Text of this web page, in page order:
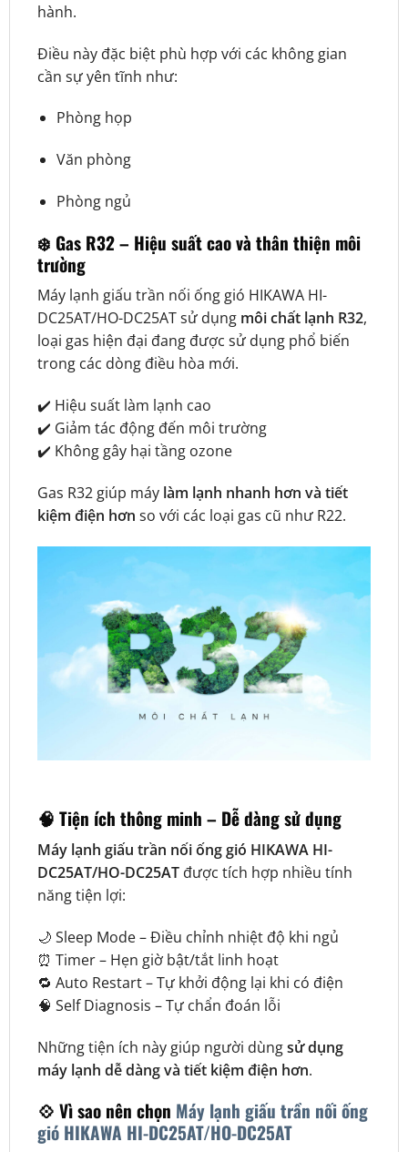
hành.
Điều này đặc biệt phù hợp với các không gian
cần sự yên tĩnh như:
Phòng họp
Văn phòng
Phòng ngủ
❄️ Gas R32 – Hiệu suất cao và thân thiện môi
trường
Máy lạnh giấu trần nối ống gió HIKAWA HI-
DC25AT/HO-DC25AT sử dụng môi chất lạnh R32,
loại gas hiện đại đang được sử dụng phổ biến
trong các dòng điều hòa mới.
✔️ Hiệu suất làm lạnh cao
✔️ Giảm tác động đến môi trường
✔️ Không gây hại tầng ozone
Gas R32 giúp máy làm lạnh nhanh hơn và tiết
kiệm điện hơn so với các loại gas cũ như R22.
🧠 Tiện ích thông minh – Dễ dàng sử dụng
Máy lạnh giấu trần nối ống gió HIKAWA HI-
DC25AT/HO-DC25ATđược tích hợp nhiều tính
năng tiện lợi:
🌙 Sleep Mode – Điều chỉnh nhiệt độ khi ngủ
⏰ Timer – Hẹn giờ bật/tắt linh hoạt
🔁 Auto Restart – Tự khởi động lại khi có điện
🧠 Self Diagnosis – Tự chẩn đoán lỗi
Những tiện ích này giúp người dùngsử dụng
máy lạnh dễ dàng và tiết kiệm điện hơn.
💠 Vì sao nên chọn Máy lạnh giấu trần nối ống
gió HIKAWA HI-DC25AT/HO-DC25AT